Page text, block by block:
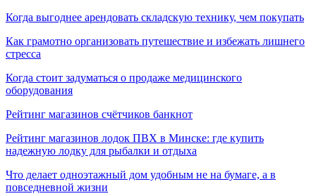
Когда выгоднее арендовать складскую технику, чем покупать
Как грамотно организовать путешествие и избежать лишнего
стресса
Когда стоит задуматься о продаже медицинского
оборудования
Рейтинг магазинов счётчиков банкнот
Рейтинг магазинов лодок ПВХ в Минске: где купить
надежную лодку для рыбалки и отдыха
Что делает одноэтажный дом удобным не на бумаге, а в
повседневной жизни